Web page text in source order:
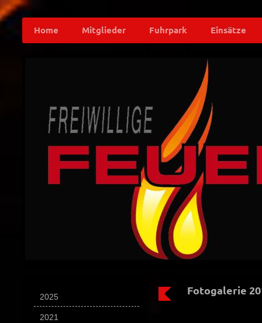
Home Mitglieder Fuhrpark Einsätze
Fotogalerie
2025
2021